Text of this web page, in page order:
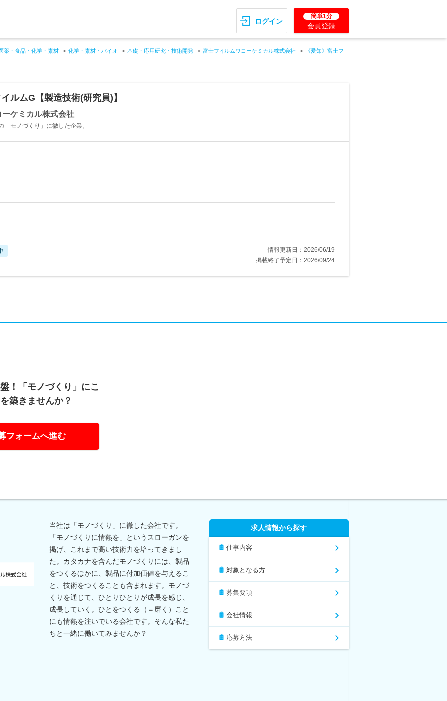
ログイン
簡単1分
会員登録
薬・食品・化学・素材 化学・素材・バイオ 基礎・応用研究・技術開発 富士フイルムワコーケミカル株式会社 《愛知》富士フ
ルムG【製造技術(研究員)】
ケミカル株式会社
「モノづくり」に徹した企業。
情報更新日：2026/06/19
掲載終了予定日：2026/09/24
！「モノづくり」にこ
築きませんか？
フォームへ進む
当社は「モノづくり」に徹した会社です。
「モノづくりに情熱を」というスローガンを
掲げ、これまで高い技術力を培ってきまし
た。カタカナを含んだモノづくりには、製品
をつくるほかに、製品に付加価値を与えるこ
と、技術をつくることも含まれます。モノづ
くりを通じて、ひとりひとりが成長を感じ、
成長していく。ひとをつくる（＝磨く）こと
にも情熱を注いでいる会社です。そんな私た
ちと一緒に働いてみませんか？
求人情報から探す
仕事内容
対象となる方
募集要項
会社情報
応募方法